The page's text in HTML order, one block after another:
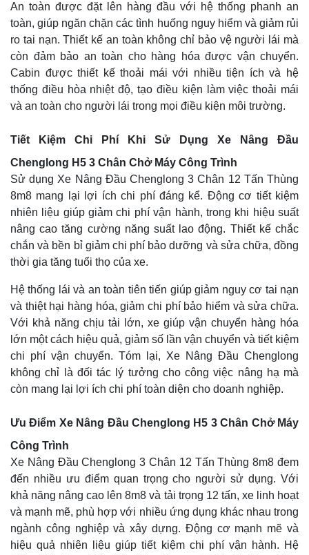
An toàn được đặt lên hàng đầu với hệ thống phanh an
toàn, giúp ngăn chặn các tình huống nguy hiểm và giảm rủi
ro tai nạn. Thiết kế an toàn không chỉ bảo vệ người lái mà
còn đảm bảo an toàn cho hàng hóa được vận chuyển.
Cabin được thiết kế thoải mái với nhiều tiện ích và hệ
thống điều hòa nhiệt độ, tạo điều kiện làm việc thoải mái
và an toàn cho người lái trong mọi điều kiện môi trường.
Tiết Kiệm Chi Phí Khi Sử Dụng Xe Nâng Đầu
Chenglong H5 3 Chân Chở Máy Công Trình
Sử dụng Xe Nâng Đầu Chenglong 3 Chân 12 Tấn Thùng
8m8 mang lại lợi ích chi phí đáng kể. Động cơ tiết kiệm
nhiên liệu giúp giảm chi phí vận hành, trong khi hiệu suất
nâng cao tăng cường năng suất lao động. Thiết kế chắc
chắn và bền bỉ giảm chi phí bảo dưỡng và sửa chữa, đồng
thời gia tăng tuổi thọ của xe.
Hệ thống lái và an toàn tiên tiến giúp giảm nguy cơ tai nạn
và thiệt hại hàng hóa, giảm chi phí bảo hiểm và sửa chữa.
Với khả năng chịu tải lớn, xe giúp vận chuyển hàng hóa
lớn một cách hiệu quả, giảm số lần vận chuyển và tiết kiệm
chi phí vận chuyển. Tóm lại, Xe Nâng Đầu Chenglong
không chỉ là đối tác lý tưởng cho công việc nâng hạ mà
còn mang lại lợi ích chi phí toàn diện cho doanh nghiệp.
Ưu Điểm Xe Nâng Đầu Chenglong H5 3 Chân Chở Máy
Công Trình
Xe Nâng Đầu Chenglong 3 Chân 12 Tấn Thùng 8m8 đem
đến nhiều ưu điểm quan trọng cho người sử dụng. Với
khả năng nâng cao lên 8m8 và tải trọng 12 tấn, xe linh hoạt
và mạnh mẽ, phù hợp với nhiều ứng dụng khác nhau trong
ngành công nghiệp và xây dựng. Động cơ mạnh mẽ và
hiệu quả nhiên liệu giúp tiết kiệm chi phí vận hành. Hệ